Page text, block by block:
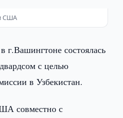
США
г.Вашингтоне состоялась
с целью
в Узбекистан.
совместно с